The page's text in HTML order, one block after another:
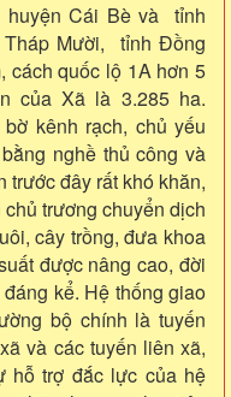
huyện Cái Bè và tỉnh
Tháp Mười, tỉnh Đồng
cách quốc lộ 1A hơn 5
của Xã là 3.285 ha.
kênh rạch, chủ yếu
nghề thủ công và
đây rất khó khăn,
trương chuyển dịch
cây trồng, đưa khoa
được nâng cao, đời
kể. Hệ thống giao
bộ chính là tuyến
và các tuyến liên xã,
hỗ trợ đắc lực của hệ